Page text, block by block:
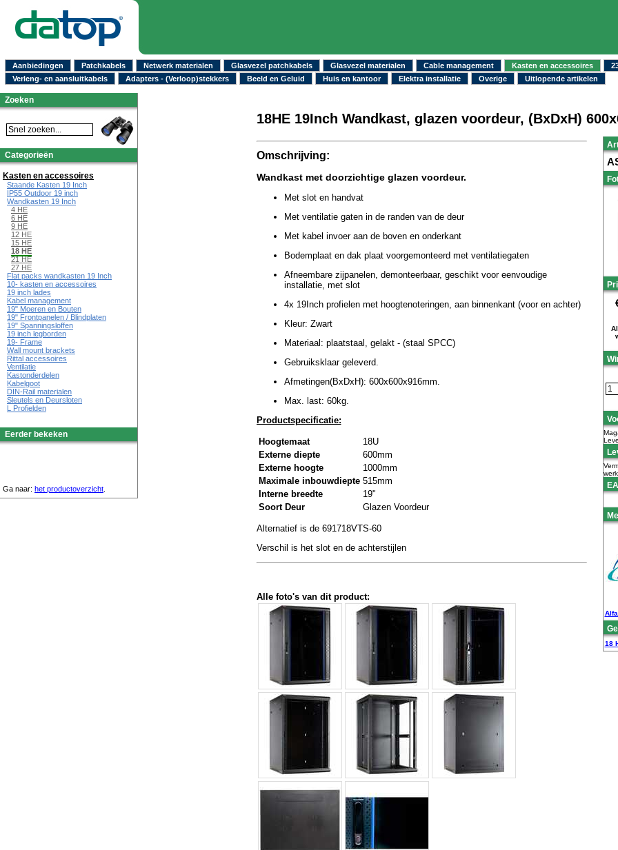
Aanbiedingen Patchkabels Netwerk materialen Glasvezel patchkabels Glasvezel materialen Cable management Kasten en accessoires
Verleng- en aansluitkabels
Adapters - (Verloop)stekkers Beeld en Geluid Huis en kantoor Elektra installatie Overige Uitlopende artikelen
18HE 19Inch Wandkast, glazen voordeur, (BxDxH)
18
Omschrijving:
Wandkast met doorzichtige glazen voordeur.
Met slot en handvat
Met ventilatie gaten in de randen van de deur
Met kabel invoer aan de boven en onderkant
Bodemplaat en dak plaat voorgemonteerd met ventilatiegaten
Afneembare zijpanelen, demonteerbaar, geschikt voor eenvoudige
installatie, met slot
4x 19Inch profielen met hoogtenoteringen, aan binnenkant (voor en achter)
Kleur: Zwart
Materiaal: plaatstaal, gelakt - (staal SPCC)
Gebruiksklaar geleverd.
Afmetingen(BxDxH): 600x600x916mm.
Max. last: 60kg.
Productspecificatie:
Hoogtemaat
18U
Externe diepte
600mm
Externe hoogte
1000mm
Maximale inbouwdiepte 515mm
Interne breedte
19"
Soort Deur
Glazen Voordeur
Alternatief is de 691718VTS-60
Verschil is het slot en de achterstijlen
Alle foto's van dit product:
Zoeken
Categorieën
Kasten en accessoires
Staande Kasten 19 Inch
IP55 Outdoor 19 inch
Wandkasten 19 Inch
4 HE
6 HE
9 HE
12 HE
15 HE
18 HE
21 HE
27 HE
Flat packs wandkasten 19 Inch
10- kasten en accessoires
19 inch lades
Kabel management
19" Moeren en Bouten
19" Frontpanelen / Blindplaten
19" Spanningsloffen
19 inch legborden
19- Frame
Wall mount brackets
Rittal accessoires
Ventilatie
Kastonderdelen
Kabelgoot
DIN-Rail materialen
Sleutels en Deursloten
L Profielden
Eerder bekeken
Ga naar: het productoverzicht